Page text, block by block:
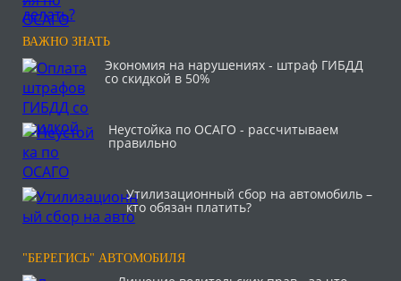
ВАЖНО ЗНАТЬ
Экономия на нарушениях - штраф ГИБДД
со скидкой в 50%
Неустойка по ОСАГО - рассчитываем
правильно
Утилизационный сбор на автомобиль –
кто обязан платить?
"БЕРЕГИСЬ" АВТОМОБИЛЯ